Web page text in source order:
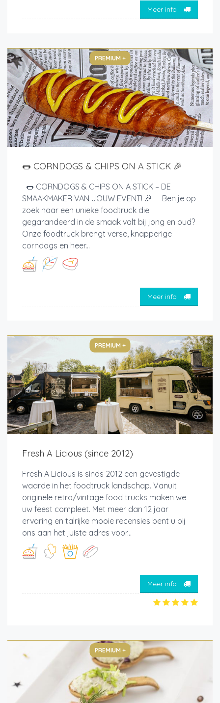
Meer info
PREMIUM +
🌭 CORNDOGS & CHIPS ON A STICK 🎉
🌭 CORNDOGS & CHIPS ON A STICK – DE
SMAAKMAKER VAN JOUW EVENT! 🎉 Ben je op
zoek naar een unieke foodtruck die
gegarandeerd in de smaak valt bij jong en oud?
Onze foodtruck brengt verse, knapperige
corndogs en heer...
Meer info
PREMIUM +
Fresh A Licious (since 2012)
Fresh A Licious is sinds 2012 een gevestigde
waarde in het foodtruck landschap. Vanuit
originele retro/vintage food trucks maken we
uw feest compleet. Met meer dan 12 jaar
ervaring en talrijke mooie recensies bent u bij
ons aan het juiste adres voor...
Meer info
PREMIUM +